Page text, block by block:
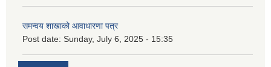
समन्वय शाखाको आवाधारणा पत्र
Post date: Sunday, July 6, 2025 - 15:35